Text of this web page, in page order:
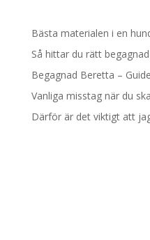
Bästa materialen i en
Så hittar du rätt
Begagnad Beretta –
Vanliga misstag när du
Därför är det viktigt att